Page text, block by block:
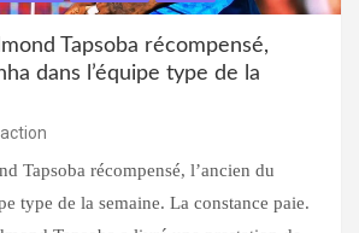
Tapsoba récompensé,
dans l’équipe type de la
Tapsoba récompensé, l’ancien du
type de la semaine. La constance paie.